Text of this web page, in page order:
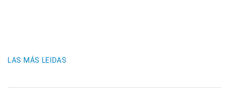
LAS MÁS LEIDAS